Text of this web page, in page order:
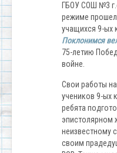
ГБОУ СОШ №3
режиме прошел
учащихся 9-ых
Поклонимся
75-летию
войне.
Свои работы
учеников 9-ых
ребята
эпистолярном
неизвестному
своим